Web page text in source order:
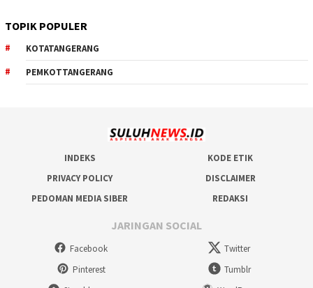
TOPIK POPULER
KOTATANGERANG
PEMKOTTANGERANG
INDEKS
KODE ETIK
PRIVACY POLICY
DISCLAIMER
PEDOMAN MEDIA SIBER
REDAKSI
JARINGAN SOCIAL
Facebook
Twitter
Pinterest
Tumblr